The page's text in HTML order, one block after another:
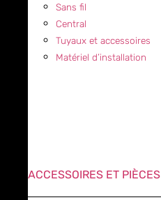
Sans fil
Central
Tuyaux et accessoires
Matériel d’installation
ACCESSOIRES ET PIÈCES